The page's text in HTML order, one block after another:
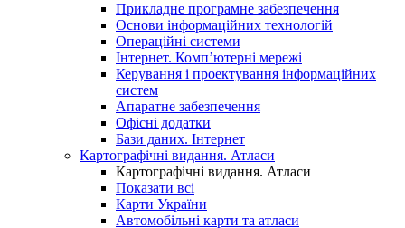
Прикладне програмне забезпечення
Основи інформаційних технологій
Операційні системи
Інтернет. Комп’ютерні мережі
Керування і проектування інформаційних
систем
Апаратне забезпечення
Офісні додатки
Бази даних. Інтернет
Картографічні видання. Атласи
Картографічні видання. Атласи
Показати всі
Карти України
Автомобільні карти та атласи